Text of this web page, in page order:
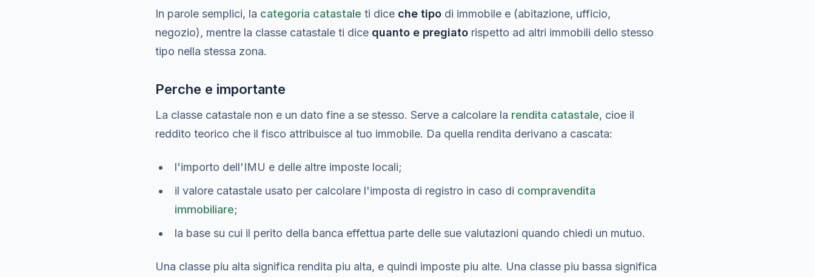
In parole semplici, la categoria catastale ti dice che tipo di immobile e (abitazione, ufficio,
negozio), mentre la classe catastale ti dice quanto e pregiato rispetto ad altri immobili dello stesso
tipo nella stessa zona.
Perche e importante
La classe catastale non e un dato fine a se stesso. Serve a calcolare la rendita catastale, cioe il
reddito teorico che il fisco attribuisce al tuo immobile. Da quella rendita derivano a cascata:
l'importo dell'IMU e delle altre imposte locali;
il valore catastale usato per calcolare l'imposta di registro in caso di compravendita
immobiliare;
la base su cui il perito della banca effettua parte delle sue valutazioni quando chiedi un mutuo.
Una classe piu alta significa rendita piu alta, e quindi imposte piu alte. Una classe piu bassa significa